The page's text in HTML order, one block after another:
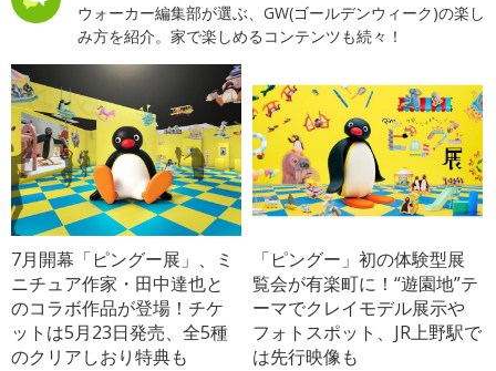
ウォーカー編集部が選ぶ、GW(ゴールデンウィーク)の楽し
み方を紹介。家で楽しめるコンテンツも続々！
7月開幕「ピングー展」、ミ
ニチュア作家・田中達也と
のコラボ作品が登場！チケ
ットは5月23日発売、全5種
のクリアしおり特典も
「ピングー」初の体験型展
覧会が有楽町に！“遊園地”テ
ーマでクレイモデル展示や
フォトスポット、JR上野駅で
は先行映像も